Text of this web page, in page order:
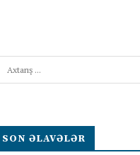
SON ƏLAVƏLƏR